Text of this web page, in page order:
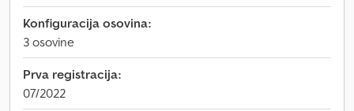
Konfiguracija osovina:
3 osovine
Prva registracija:
07/2022